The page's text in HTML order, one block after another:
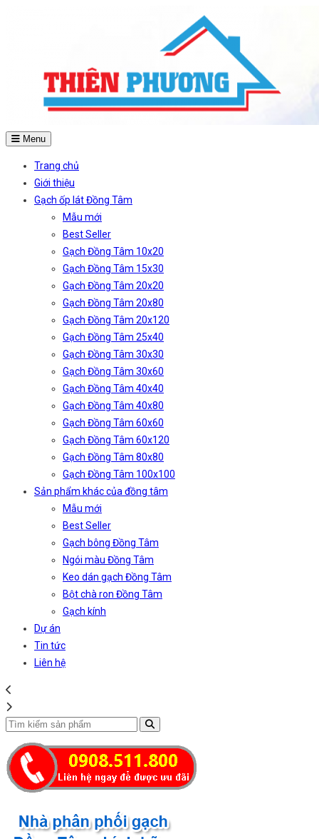
Menu
Trang chủ
Giới thiệu
Gạch ốp lát Đồng Tâm
Mẫu mới
Best Seller
Gạch Đồng Tâm 10x20
Gạch Đồng Tâm 15x30
Gạch Đồng Tâm 20x20
Gạch Đồng Tâm 20x80
Gạch Đồng Tâm 20x120
Gạch Đồng Tâm 25x40
Gạch Đồng Tâm 30x30
Gạch Đồng Tâm 30x60
Gạch Đồng Tâm 40x40
Gạch Đồng Tâm 40x80
Gạch Đồng Tâm 60x60
Gạch Đồng Tâm 60x120
Gạch Đồng Tâm 80x80
Gạch Đồng Tâm 100x100
Sản phẩm khác của đồng tâm
Mẫu mới
Best Seller
Gạch bông Đồng Tâm
Ngói màu Đồng Tâm
Keo dán gạch Đồng Tâm
Bột chà ron Đồng Tâm
Gạch kính
Dự án
Tin tức
Liên hệ